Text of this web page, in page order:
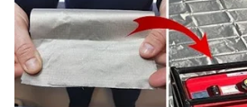
ಮಹ್ಮದ್ ರಫಿಕ್ ವಿಜಯಪುರದ ಬೇನಾಳ
ಟಿವಿ ಡಿಜಿಟಲ್, ನ್ಯೂಸ್ 18 ಕನ್ನಡ,
ಡಿಜಿಟಲ್ ಮಾಧ್ಯಮದಲ್ಲಿ 8 ವರ್ಷಗಳ
ಕೆಲಸ ಆರಂಭಿಸಿದ್ದು ಖಾಸಗಿ
ಪತ್ರಿಕೋದ್ಯಮ. ಯಾವ ಟಾಪಿಕ್
ಮೂವಿ ನೋಡೋದು ಇಷ್ಟ.
ನೃತ್ಯ